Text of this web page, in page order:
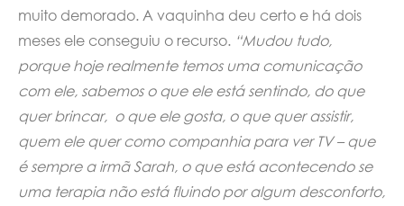
muito demorado. A vaquinha deu certo e há dois
meses ele conseguiu o recurso. “Mudou tudo,
porque hoje realmente temos uma comunicação
com ele, sabemos o que ele está sentindo, do que
quer brincar, o que ele gosta, o que quer assistir,
quem ele quer como companhia para ver TV – que
é sempre a irmã Sarah, o que está acontecendo se
uma terapia não está fluindo por algum desconforto,